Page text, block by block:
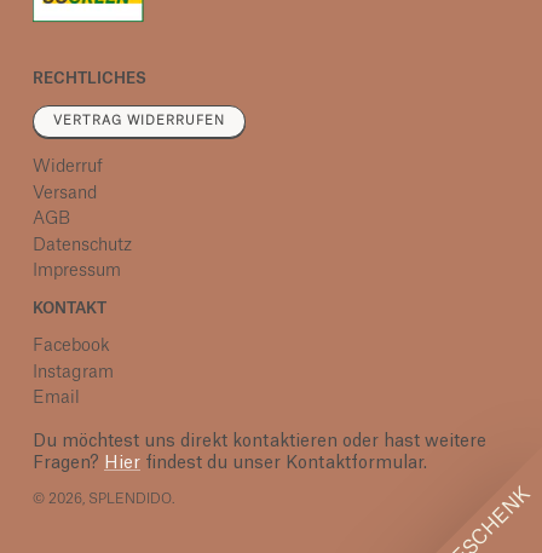
RECHTLICHES
VERTRAG WIDERRUFEN
Widerruf
Versand
AGB
Datenschutz
Impressum
KONTAKT
Facebook
Instagram
Email
Du möchtest uns direkt kontaktieren oder hast weitere
Fragen? Hier findest du unser Kontaktformular.
© 2026, SPLENDIDO